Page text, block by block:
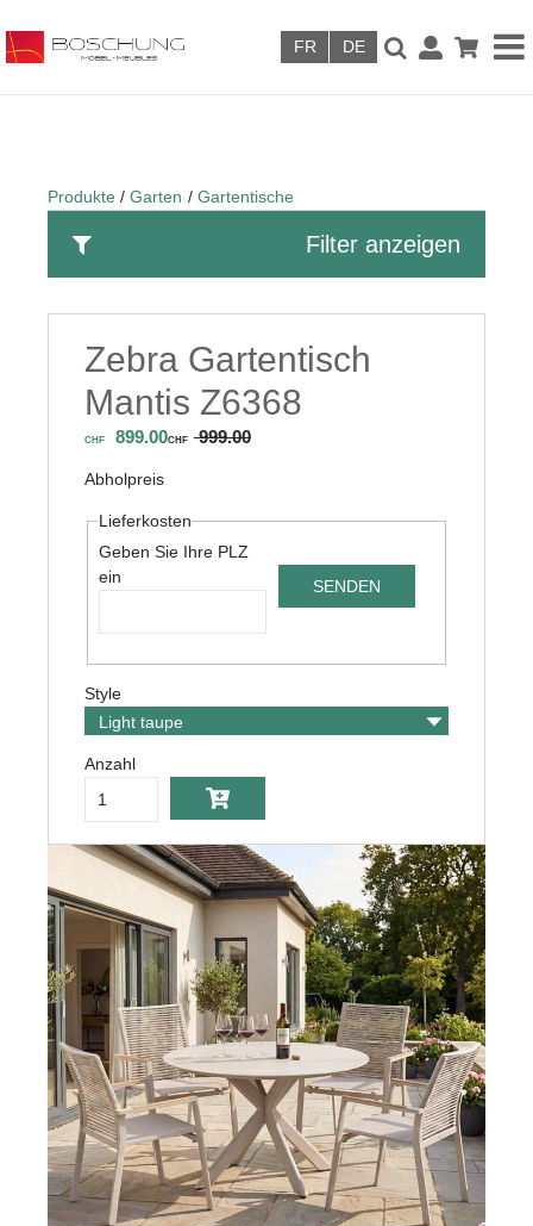
Produkte Garten Gartentische
Filter anzeigen
Zebra Gartentisch
Mantis Z6368
CHF 899.00CHF 999.00
Abholpreis
Lieferkosten
Geben Sie Ihre PLZ
ein
Style
Anzahl